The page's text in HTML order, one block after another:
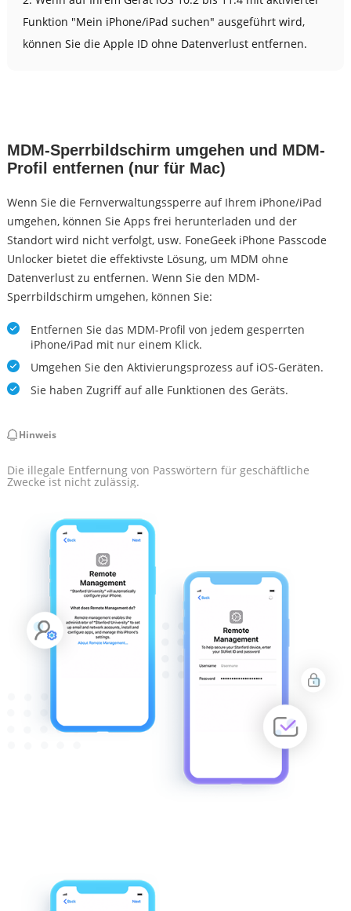
Funktion "Mein iPhone/iPad suchen" ausgeführt wird,
können Sie die Apple ID ohne Datenverlust entfernen.
MDM-Sperrbildschirm umgehen und MDM-
Profil entfernen (nur für Mac)
Wenn Sie die Fernverwaltungssperre auf Ihrem iPhone/iPad
umgehen, können Sie Apps frei herunterladen und der
Standort wird nicht verfolgt, usw. FoneGeek iPhone Passcode
Unlocker bietet die effektivste Lösung, um MDM ohne
Datenverlust zu entfernen. Wenn Sie den MDM-
Sperrbildschirm umgehen, können Sie:
Entfernen Sie das MDM-Profil von jedem gesperrten
iPhone/iPad mit nur einem Klick.
Umgehen Sie den Aktivierungsprozess auf iOS-Geräten.
Sie haben Zugriff auf alle Funktionen des Geräts.
Hinweis
Die illegale Entfernung von Passwörtern für geschäftliche
Zwecke ist nicht zulässig.